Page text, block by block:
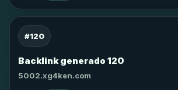
#120
Backlink generado 120
5002.xg4ken.com